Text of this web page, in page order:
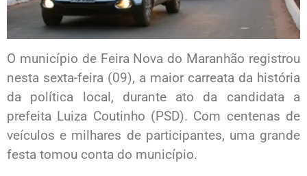
O município de Feira Nova do Maranhão registrou
nesta sexta-feira (09), a maior carreata da história
da política local, durante ato da candidata a
prefeita Luiza Coutinho (PSD). Com centenas de
veículos e milhares de participantes, uma grande
festa tomou conta do município.